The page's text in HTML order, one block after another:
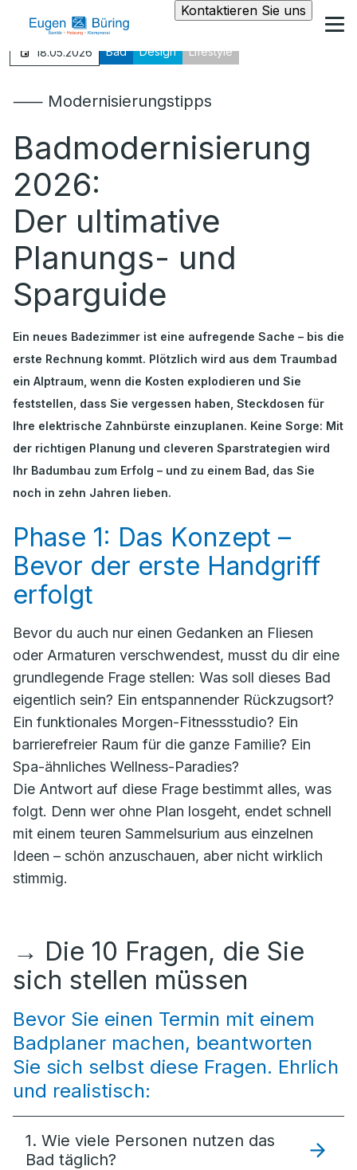
Kontaktieren Sie uns
18.05.2026 Bad Design Lifestyle
⸺ Modernisierungstipps
Badmodernisierung
2026:
Der ultimative
Planungs- und
Sparguide
Ein neues Badezimmer ist eine aufregende Sache – bis die
erste Rechnung kommt. Plötzlich wird aus dem Traumbad
ein Alptraum, wenn die Kosten explodieren und Sie
feststellen, dass Sie vergessen haben, Steckdosen für
Ihre elektrische Zahnbürste einzuplanen. Keine Sorge: Mit
der richtigen Planung und cleveren Sparstrategien wird
Ihr Badumbau zum Erfolg – und zu einem Bad, das Sie
noch in zehn Jahren lieben.
Phase 1: Das Konzept –
Bevor der erste Handgriff
erfolgt
Bevor du auch nur einen Gedanken an Fliesen
oder Armaturen verschwendest, musst du dir eine
grundlegende Frage stellen: Was soll dieses Bad
eigentlich sein? Ein entspannender Rückzugsort?
Ein funktionales Morgen-Fitnessstudio? Ein
barrierefreier Raum für die ganze Familie? Ein
Spa-ähnliches Wellness-Paradies?
Die Antwort auf diese Frage bestimmt alles, was
folgt. Denn wer ohne Plan losgeht, endet schnell
mit einem teuren Sammelsurium aus einzelnen
Ideen – schön anzuschauen, aber nicht wirklich
stimmig.
→ Die 10 Fragen, die Sie
sich stellen müssen
Bevor Sie einen Termin mit einem
Badplaner machen, beantworten
Sie sich selbst diese Fragen. Ehrlich
und realistisch:
1. Wie viele Personen nutzen das
Bad täglich?